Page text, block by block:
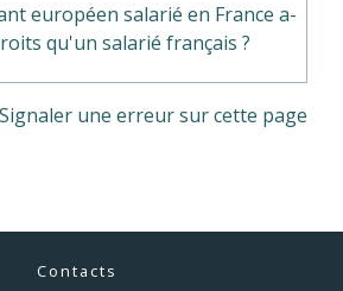
européen salarié en France a-
qu'un salarié français ?
Signaler une erreur sur cette page
Contacts